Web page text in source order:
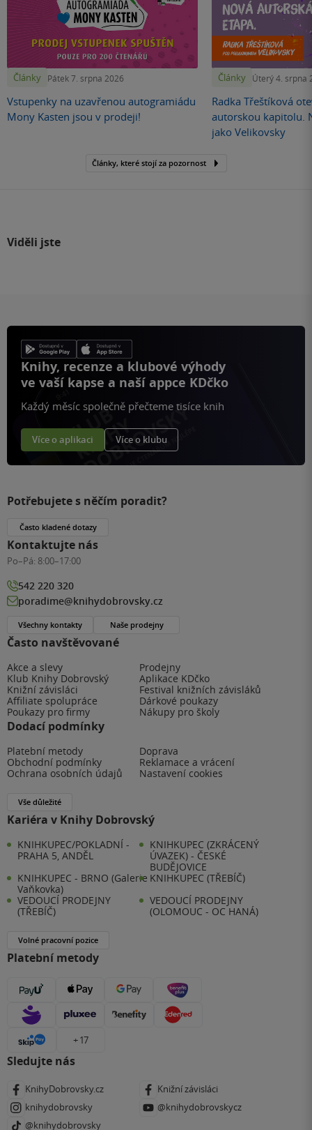
Články Pátek 7. srpna 2026
Vstupenky na uzavřenou autogramiádu
Mony Kasten jsou v prodeji!
Články Úterý 4. srpna
Radka Třeštíková
autorskou kapitolu.
jako Velikovsky
Články, které stojí za pozornost
Viděli jste
Knihy, recenze a klubové výhody
ve vaší kapse a naší appce KDčko
Každý měsíc společně přečteme tisíce knih
Více o aplikaci Více o klubu
Často navštěvované
Akce a slevy
Prodejny
Klub Knihy Dobrovský
Aplikace KDčko
Knižní závisláci
Festival knižních závisláků
Affiliate spolupráce
Dárkové poukazy
Poukazy pro firmy
Nákupy pro školy
Dodací podmínky
Platební metody
Doprava
Obchodní podmínky
Reklamace a vrácení
Ochrana osobních údajů
Nastavení cookies
Vše důležité
Kariéra v Knihy Dobrovský
KNIHKUPEC/POKLADNÍ -
PRAHA 5, ANDĚL
KNIHKUPEC (ZKRÁCENÝ
ÚVAZEK) - ČESKÉ
BUDĚJOVICE
KNIHKUPEC - BRNO (Galerie
Vaňkovka)
KNIHKUPEC (TŘEBÍČ)
VEDOUCÍ PRODEJNY
(TŘEBÍČ)
VEDOUCÍ PRODEJNY
(OLOMOUC - OC HANÁ)
Volné pracovní pozice
Platební metody
+ 17
Sledujte nás
KnihyDobrovsky.cz
Knižní závisláci
knihydobrovsky
@knihydobrovskycz
@knihydobrovsky
Potřebujete s něčím poradit?
Často kladené dotazy
Kontaktujte nás
Po–Pá: 8:00–17:00
542 220 320
poradime@knihydobrovsky.cz
Všechny kontakty Naše prodejny